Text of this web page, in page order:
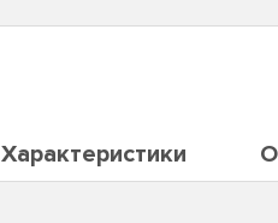
Характеристики